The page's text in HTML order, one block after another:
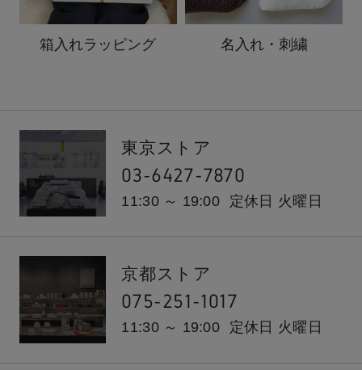
箱入れラッピング 名入れ・刺繍
東京ストア
03-6427-7870
11:30 ～ 19:00 定休日 火曜日
京都ストア
075-251-1017
11:30 ～ 19:00 定休日 火曜日